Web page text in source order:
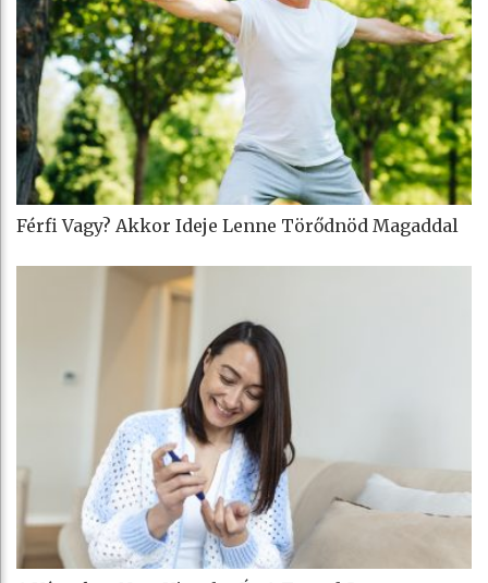
Férfi Vagy? Akkor Ideje Lenne Törődnöd Magaddal